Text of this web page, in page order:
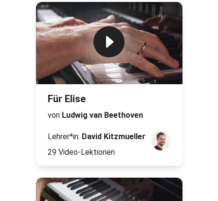
Für Elise
von Ludwig van Beethoven
Lehrer*in: David Kitzmueller
29 Video-Lektionen